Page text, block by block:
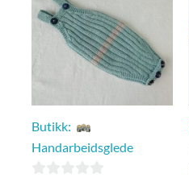
Butikk:
Handarbeidsglede